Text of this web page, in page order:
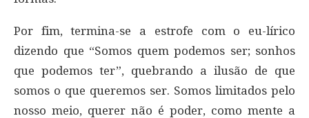
Por fim, termina-se a estrofe com o eu-lírico
dizendo que “Somos quem podemos ser; sonhos
que podemos ter”, quebrando a ilusão de que
somos o que queremos ser. Somos limitados pelo
nosso meio, querer não é poder, como mente a